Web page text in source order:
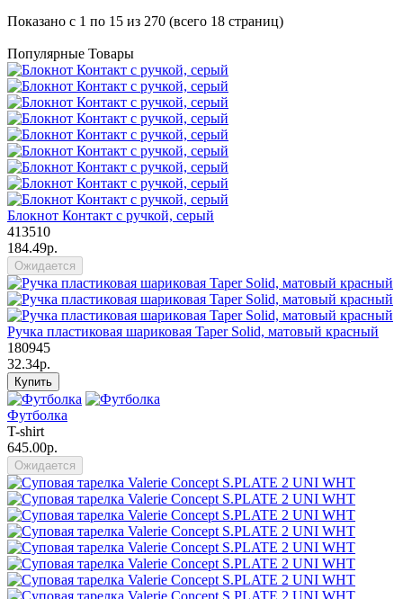
Показано с 1 по 15 из 270 (всего 18 страниц)
Популярные Товары
Блокнот Контакт с ручкой, серый
413510
184.49р.
Ожидается
Ручка пластиковая шариковая Taper Solid, матовый красный
180945
32.34р.
Купить
Футболка
T-shirt
645.00р.
Ожидается